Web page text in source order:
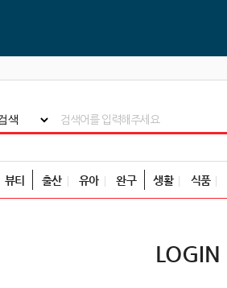
뷰티 출산 유아 완구 생활 식품
LOGIN